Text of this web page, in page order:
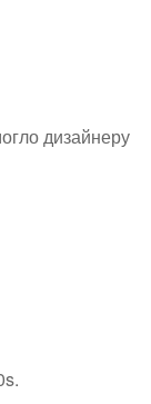
дизайнеру